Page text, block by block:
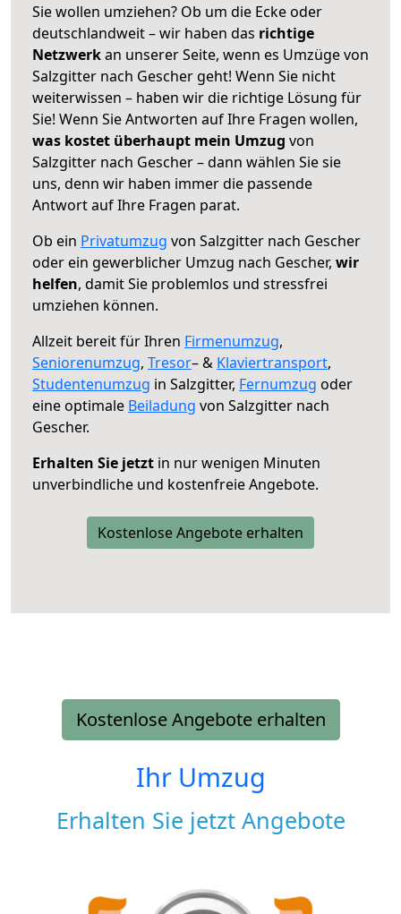
Sie wollen umziehen? Ob um die Ecke oder
deutschlandweit – wir haben das richtige
Netzwerkan unserer Seite, wenn es Umzüge von
Salzgitter nach Gescher geht! Wenn Sie nicht
weiterwissen – haben wir die richtige Lösung für
Sie! Wenn Sie Antworten auf Ihre Fragen wollen,
was kostet überhaupt mein Umzug von
Salzgitter nach Gescher – dann wählen Sie sie
uns, denn wir haben immer die passende
Antwort auf Ihre Fragen parat.
Ob ein Privatumzug von Salzgitter nach Gescher
oder ein gewerblicher Umzug nach Gescher, wir
helfen, damit Sie problemlos und stressfrei
umziehen können.
Allzeit bereit für Ihren Firmenumzug,
Seniorenumzug, Tresor– & Klaviertransport,
Studentenumzug in Salzgitter, Fernumzug oder
eine optimale Beiladung von Salzgitter nach
Gescher.
Erhalten Sie jetzt in nur wenigen Minuten
unverbindliche und kostenfreie Angebote.
Kostenlose Angebote erhalten
Kostenlose Angebote erhalten
Ihr Umzug
Erhalten Sie jetzt Angebote